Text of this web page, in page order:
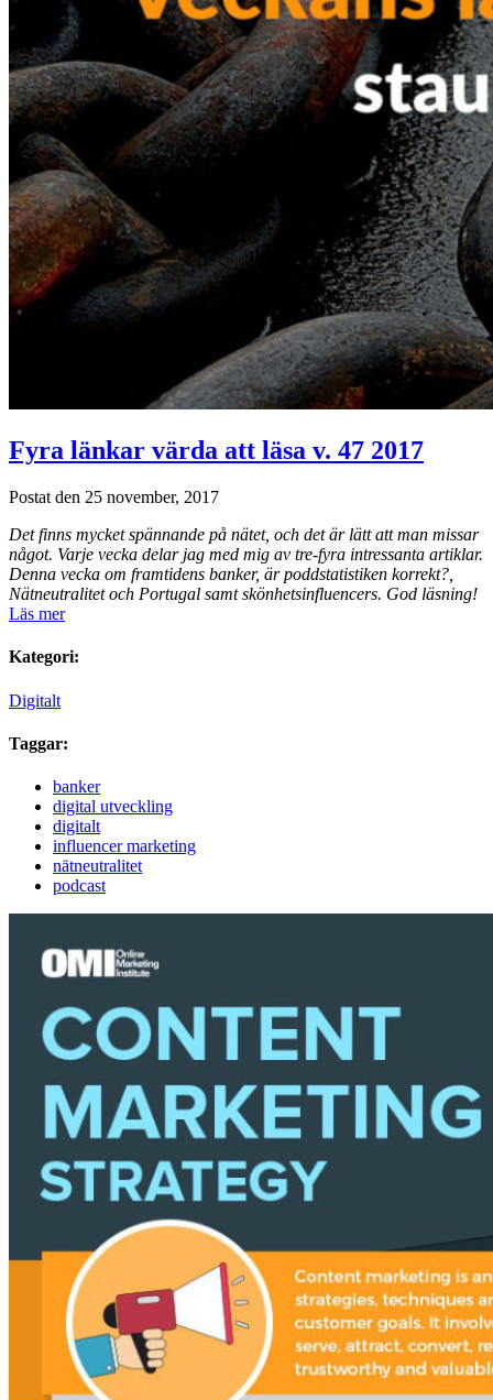
Fyra länkar värda att läsa v. 47 2017
Postat den 25 november, 2017
Det finns mycket spännande på nätet, och det är lätt att man missar
något. Varje vecka delar jag med mig av tre-fyra intressanta artiklar.
Denna vecka om framtidens banker, är poddstatistiken korrekt?,
Nätneutralitet och Portugal samt skönhetsinfluencers. God läsning!
Läs mer
Kategori:
Digitalt
Taggar:
banker
digital utveckling
digitalt
influencer marketing
nätneutralitet
podcast